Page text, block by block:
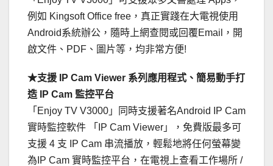
例如 Kingsoft Office free，真正實踐在大電視使用
Android系統辦公，隨時上網查閱或回覆Email，開
啟文件、PDF、圖片等，均非常方便!
★支援 IP Cam Viewer 系列應用程式、簡易動手打
造 IP Cam 監控平台
「Enjoy TV V3000」同時支援著名Android IP Cam
實時監控軟件 「IP Cam Viewer」，免費版最多可
支援 4 支 IP Cam 串流播放，輕鬆地將任何螢幕變
為IP Cam 實時監控平台，在電視上查看工作場所 /